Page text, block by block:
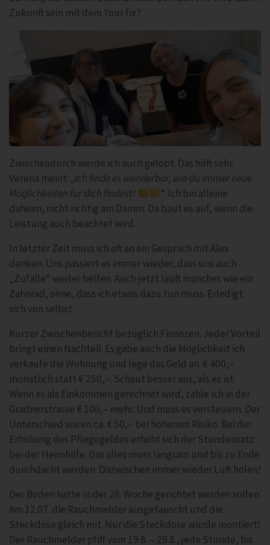
Zukunft sein mit dem Your fix?
Zwischendurch werde ich auch gelobt. Das hilft sehr:
Verena meint: „Ich finde es wunderbar, wie du immer neue
Möglichkeiten für dich findest!
“ Ich bin alleine
daheim, nicht richtig am Damm. Da baut es auf, wenn die
Leistung auch beachtet wird.
In letzter Zeit muss ich oft an ein Gespräch mit Alex
denken. Uns passiert es immer wieder, dass uns auch
„Zufälle“ weiter helfen. Auch jetzt läuft manches wie ein
Zahnrad, ohne, dass ich etwas dazu tun muss. Erledigt
sich von selbst.
Kurzer Zwischenbericht bezüglich Finanzen. Jeder Vorteil
bringt einen Nachteil. Es gäbe auch die Möglichkeit ich
verkaufe die Wohnung und lege das Geld an. € 400,–
monatlich statt € 250,–. Schaut besser aus, als es ist.
Wenn es als Einkommen gerechnet wird, zahle ich in der
Gradnerstrasse € 100,– mehr. Und muss es versteuern. Der
Unterschied wären ca. € 50,– bei höherem Risiko. Bei der
Erhöhung des Pflegegeldes erhöht sich der Stundensatz
bei der Heimhilfe. Das alles muss langsam und bis zu Ende
durchdacht werden. Dazwischen immer wieder Luft holen!
Der Boden hätte in der 28. Woche gerichtet werden sollen.
Am 12.07. die Rauchmelder ausgetauscht und die
Steckdose gleich mit. Nur die Steckdose wurde montiert!
Der Rauchmelder pfiff vom 19.8. – 29.8., jede Stunde, bis